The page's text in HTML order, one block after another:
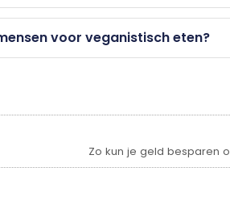
voor veganistisch eten?
Zo kun je geld besparen